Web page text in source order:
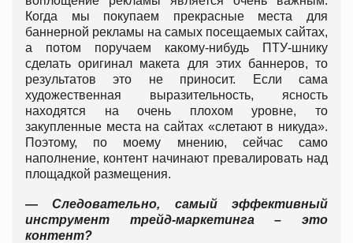
Когда мы покупаем прекрасные места для
баннерной рекламы на самых посещаемых сайтах,
а потом поручаем какому-нибудь ПТУ-шнику
сделать оригинал макета для этих баннеров, то
результатов это не приносит. Если сама
художественная выразительность, ясность
находятся на очень плохом уровне, то
закупленные места на сайтах «слетают в никуда».
Поэтому, по моему мнению, сейчас само
наполнение, контент начинают превалировать над
площадкой размещения.
— Следовательно, самый эффективный
инструмент трейд-маркетинга – это
контент?